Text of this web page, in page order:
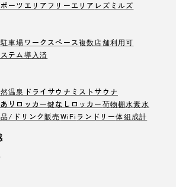
ーツエリア フリーエリア レズミルズ
車場ワークスペース複数店舗利用可
テム導入済
温泉 ドライサウナ ミストサウナ
りロッカー鍵なしロッカー荷物棚水素水
/ドリンク販売WiFi ランドリー体組成計